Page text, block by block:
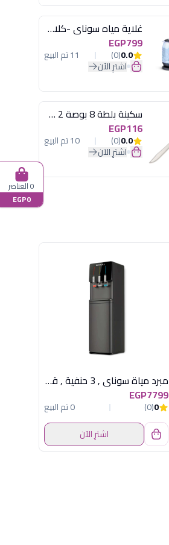
غلاية مياه سوناي -كلاسيك 2200 وات، 1.7 لتر زجاج اضائة ليد - MAR-3752
EGP799
0.0
(0) 11 تم البيع
اشترِ الآن
سكينة بلطة 8 بوصة 2 مسمار
EGP116
0.0
(0) 10 تم البيع
اشترِ الآن
مبرد مياة سوناي , 3 حنفية , قارورة داخلية , اسود , MAR-2270D
EGP7799
0
(0)
0 تم البيع
اشترِ الآن
0 العناصر
EGP0